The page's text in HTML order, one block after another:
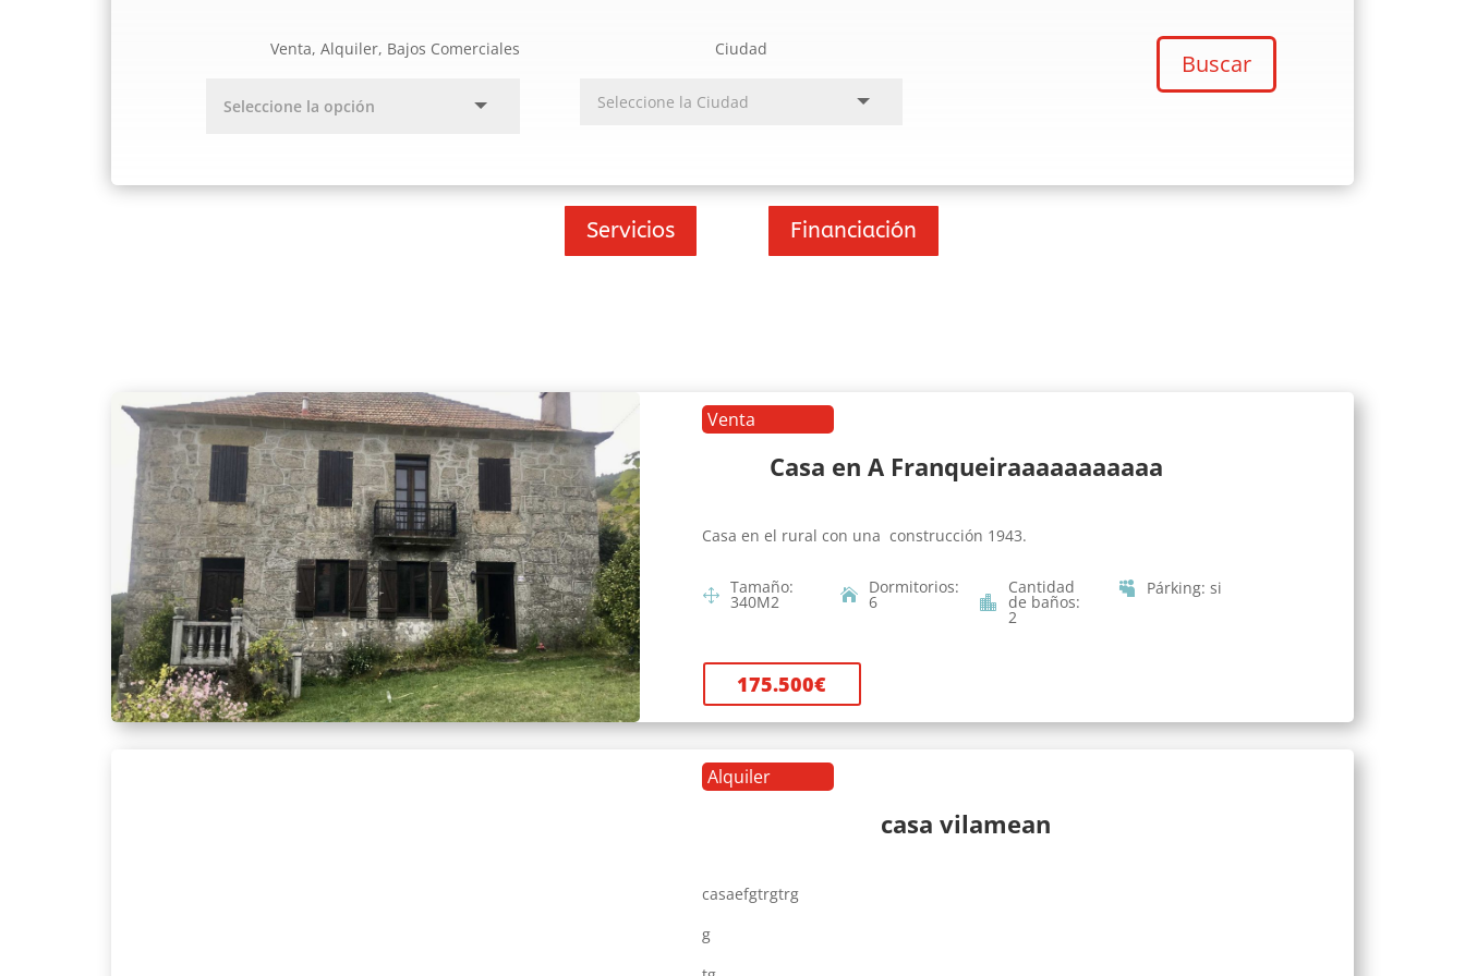
Venta, Alquiler, Bajos Comerciales Ciudad
Buscar
Servicios Financiación
Venta
Casa en A Franqueiraaaaaaaaaaa
Casa en el rural con una construcción 1943.
Tamaño:
340M2
Dormitorios:
6
Cantidad
de baños:
2
Párking:si
175.500€
Alquiler
casa vilamean
casaefgtrgtrg
g